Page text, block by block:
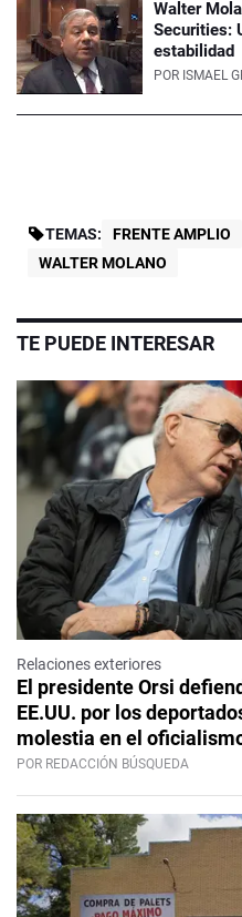
Walter
Securities:
estabilidad
POR ISMAEL
TEMAS: FRENTE AMPLIO
WALTER MOLANO
TE PUEDE INTERESAR
Relaciones exteriores
El presidente Orsi
EE.UU. por los
molestia en el
POR REDACCIÓN BÚSQUEDA